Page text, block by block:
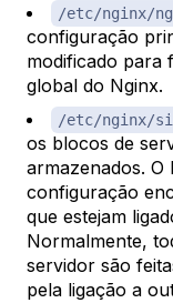
/etc/nginx/
configuração
modificado para
global do Nginx.
/etc/nginx/
os blocos de
armazenados.
configuração
que estejam
Normalmente,
servidor são
pela ligação a